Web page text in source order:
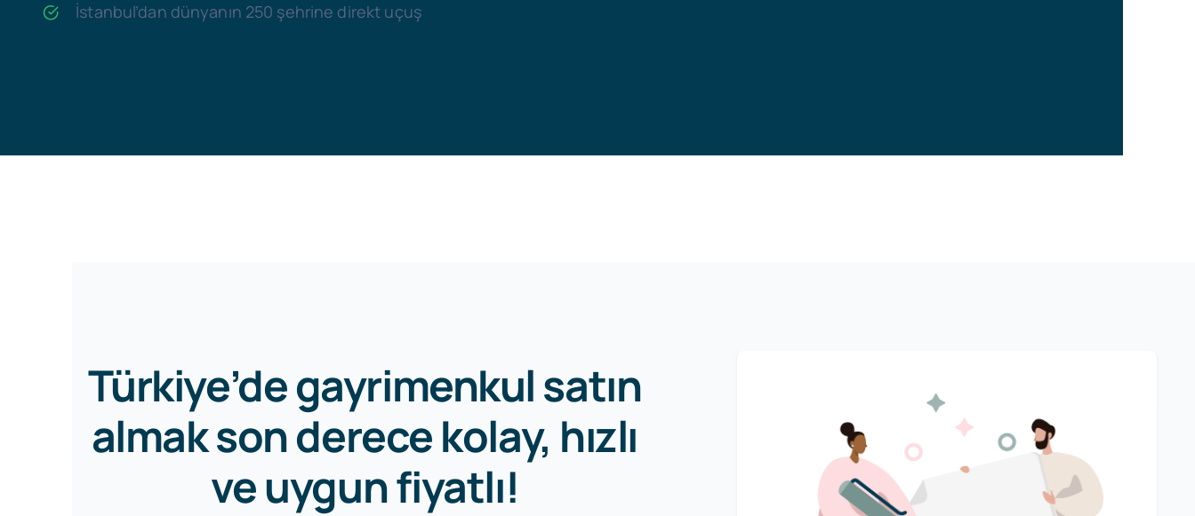
İstanbul’dan dünyanın 250 şehrine direkt uçuş
Türkiye’de gayrimenkul satın
almak son derece kolay, hızlı
ve uygun fiyatlı!